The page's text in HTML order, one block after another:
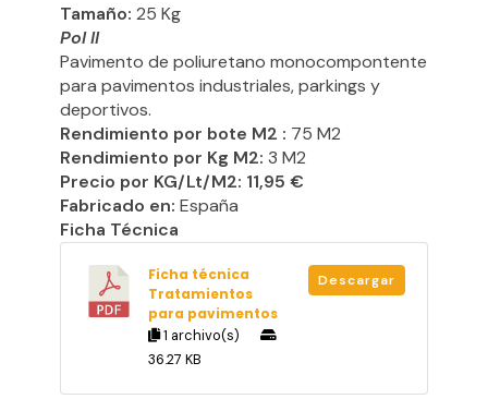
Tamaño: 25 Kg
Pol II
Pavimento de poliuretano monocompontente
para pavimentos industriales, parkings y
deportivos.
Rendimiento por bote M2 : 75 M2
Rendimiento por Kg M2: 3 M2
Precio por KG/Lt/M2: 11,95 €
Fabricado en: España
Ficha Técnica
Ficha técnica
Tratamientos
para pavimentos
1 archivo(s)
36.27 KB
Descargar